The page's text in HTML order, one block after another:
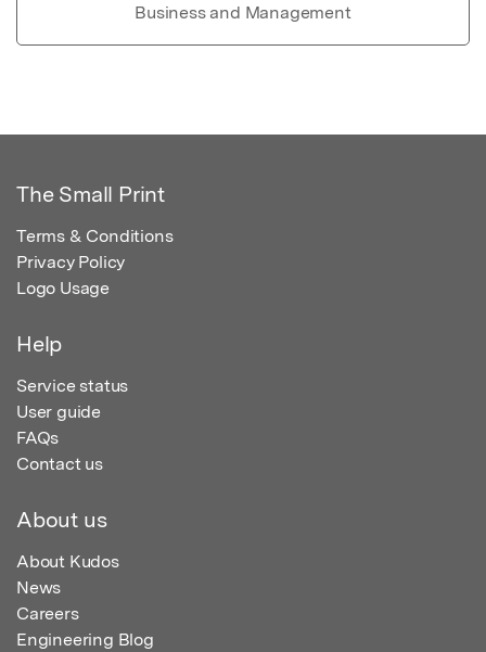
Business and Management
The Small Print
Terms & Conditions
Privacy Policy
Logo Usage
Help
Service status
User guide
FAQs
Contact us
About us
About Kudos
News
Careers
Engineering Blog